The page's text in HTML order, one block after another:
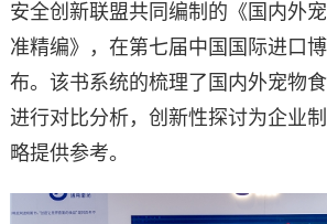
安全创新联盟共同编制的《国内外
准精编》，在第七届中国国际进口
布。该书系统的梳理了国内外宠物
进行对比分析，创新性探讨为企业
略提供参考。